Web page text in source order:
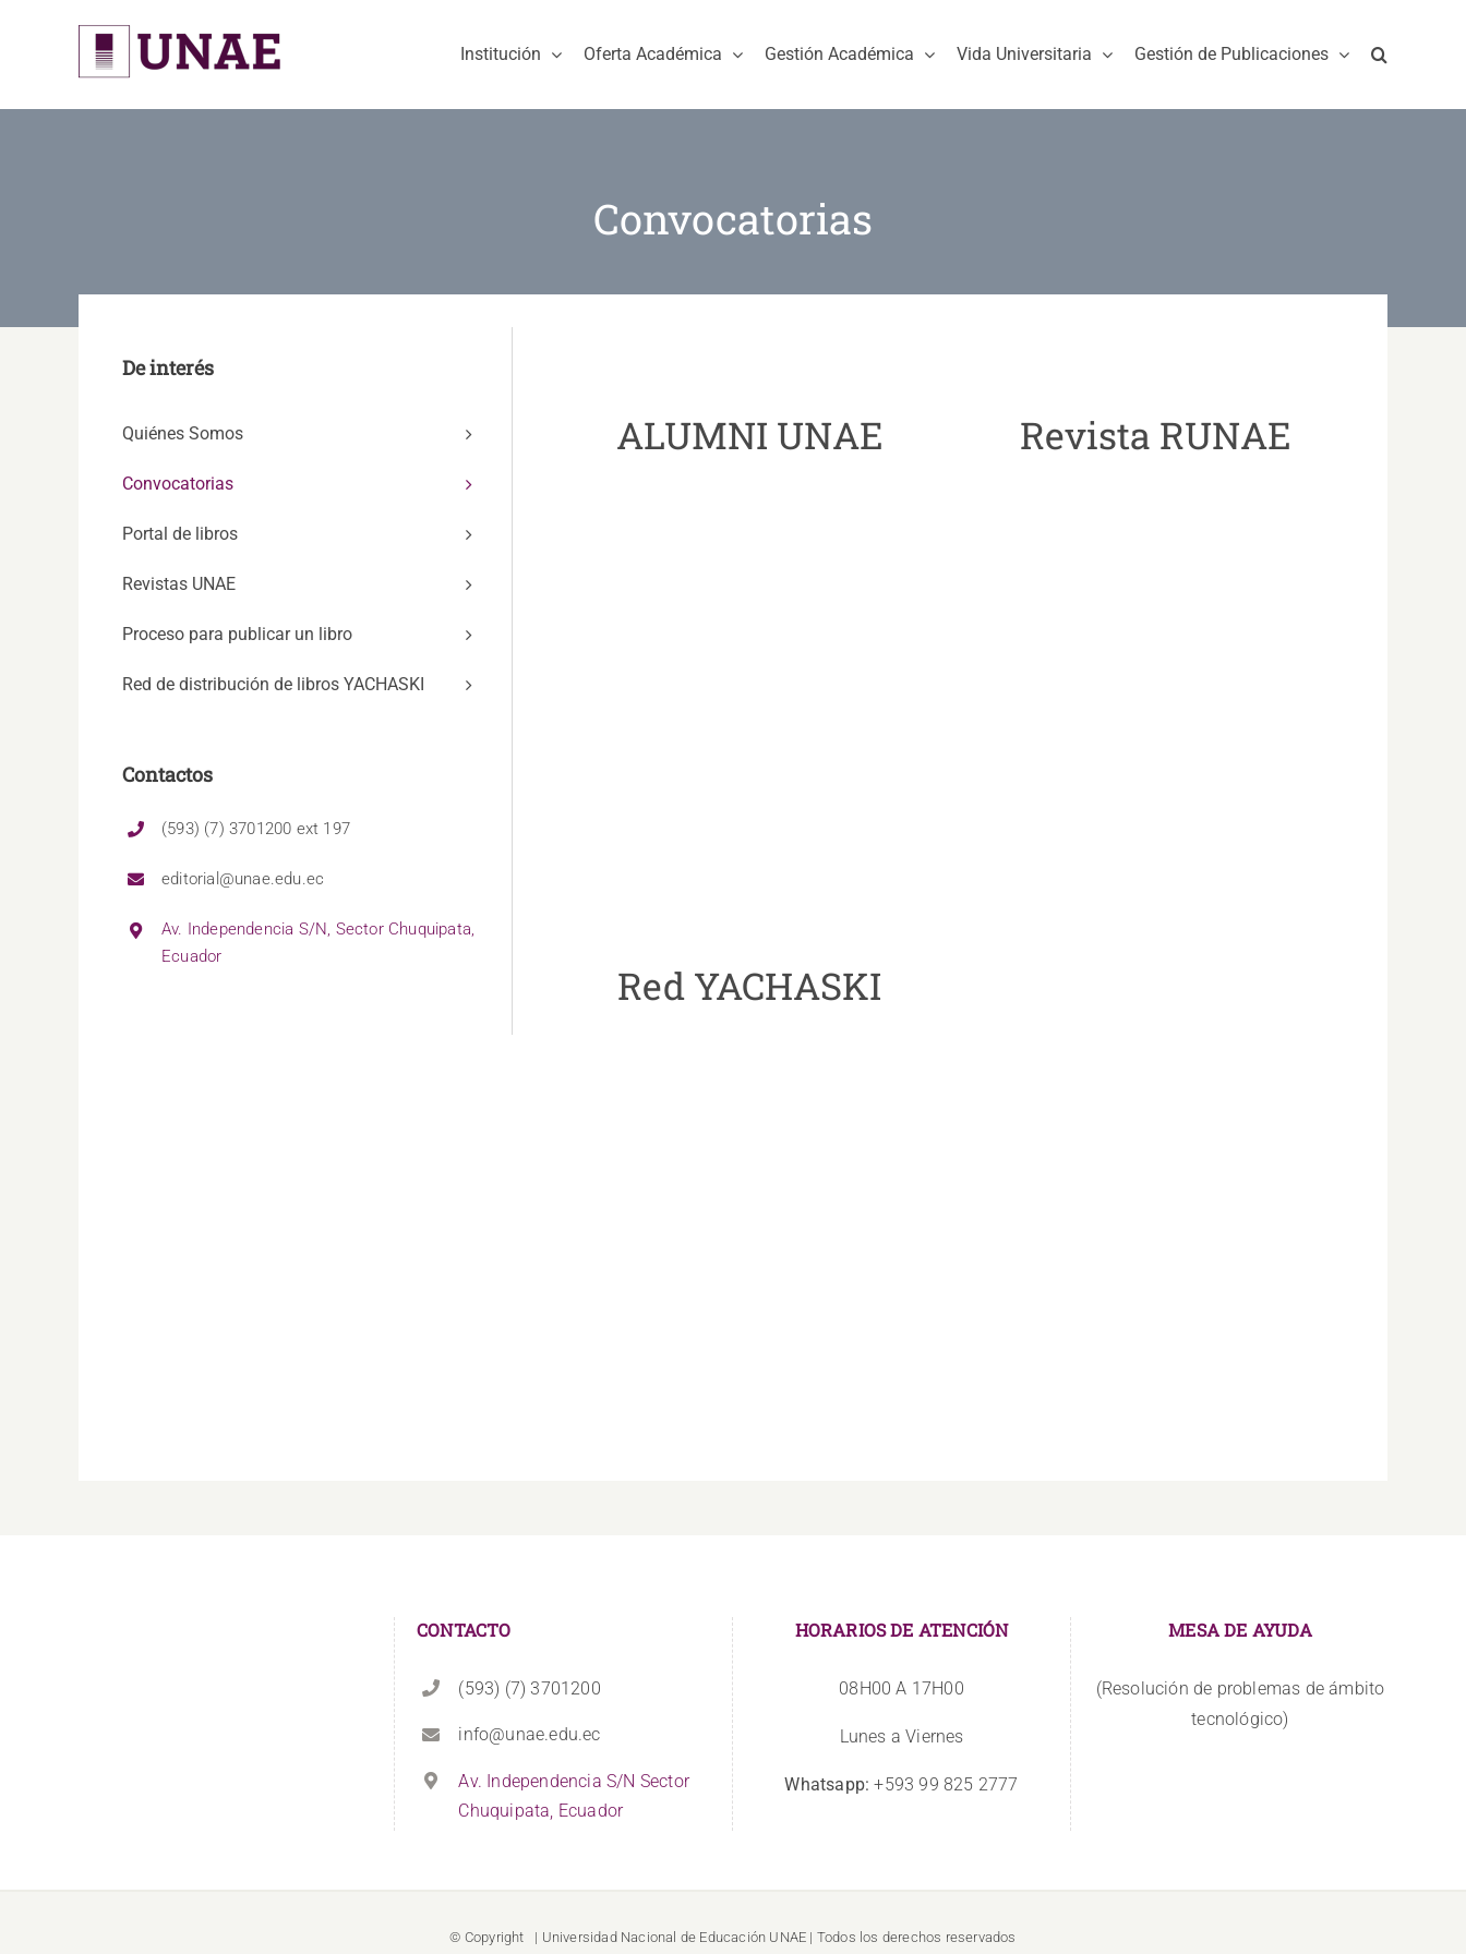
Institución Oferta Académica Gestión Académica Vida Universitaria Gestión de Publicaciones
Convocatorias
De interés
Quiénes Somos
Convocatorias
Portal de libros
Revistas UNAE
Proceso para publicar un libro
Red de distribución de libros YACHASKI
Contactos
(593) (7) 3701200 ext 197
editorial@unae.edu.ec
Av. Independencia S/N, Sector Chuquipata,
Ecuador
ALUMNI UNAE Revista RUNAE
Red YACHASKI
CONTACTO
(593) (7) 3701200
info@unae.edu.ec
Av. Independencia S/N Sector
Chuquipata, Ecuador
HORARIOS DE ATENCIÓN
08H00 A 17H00
Lunes a Viernes
Whatsapp: +593 99 825 2777
MESA DE AYUDA
(Resolución de problemas de ámbito
tecnológico)
© Copyright | Universidad Nacional de Educación UNAE | Todos los derechos reservados